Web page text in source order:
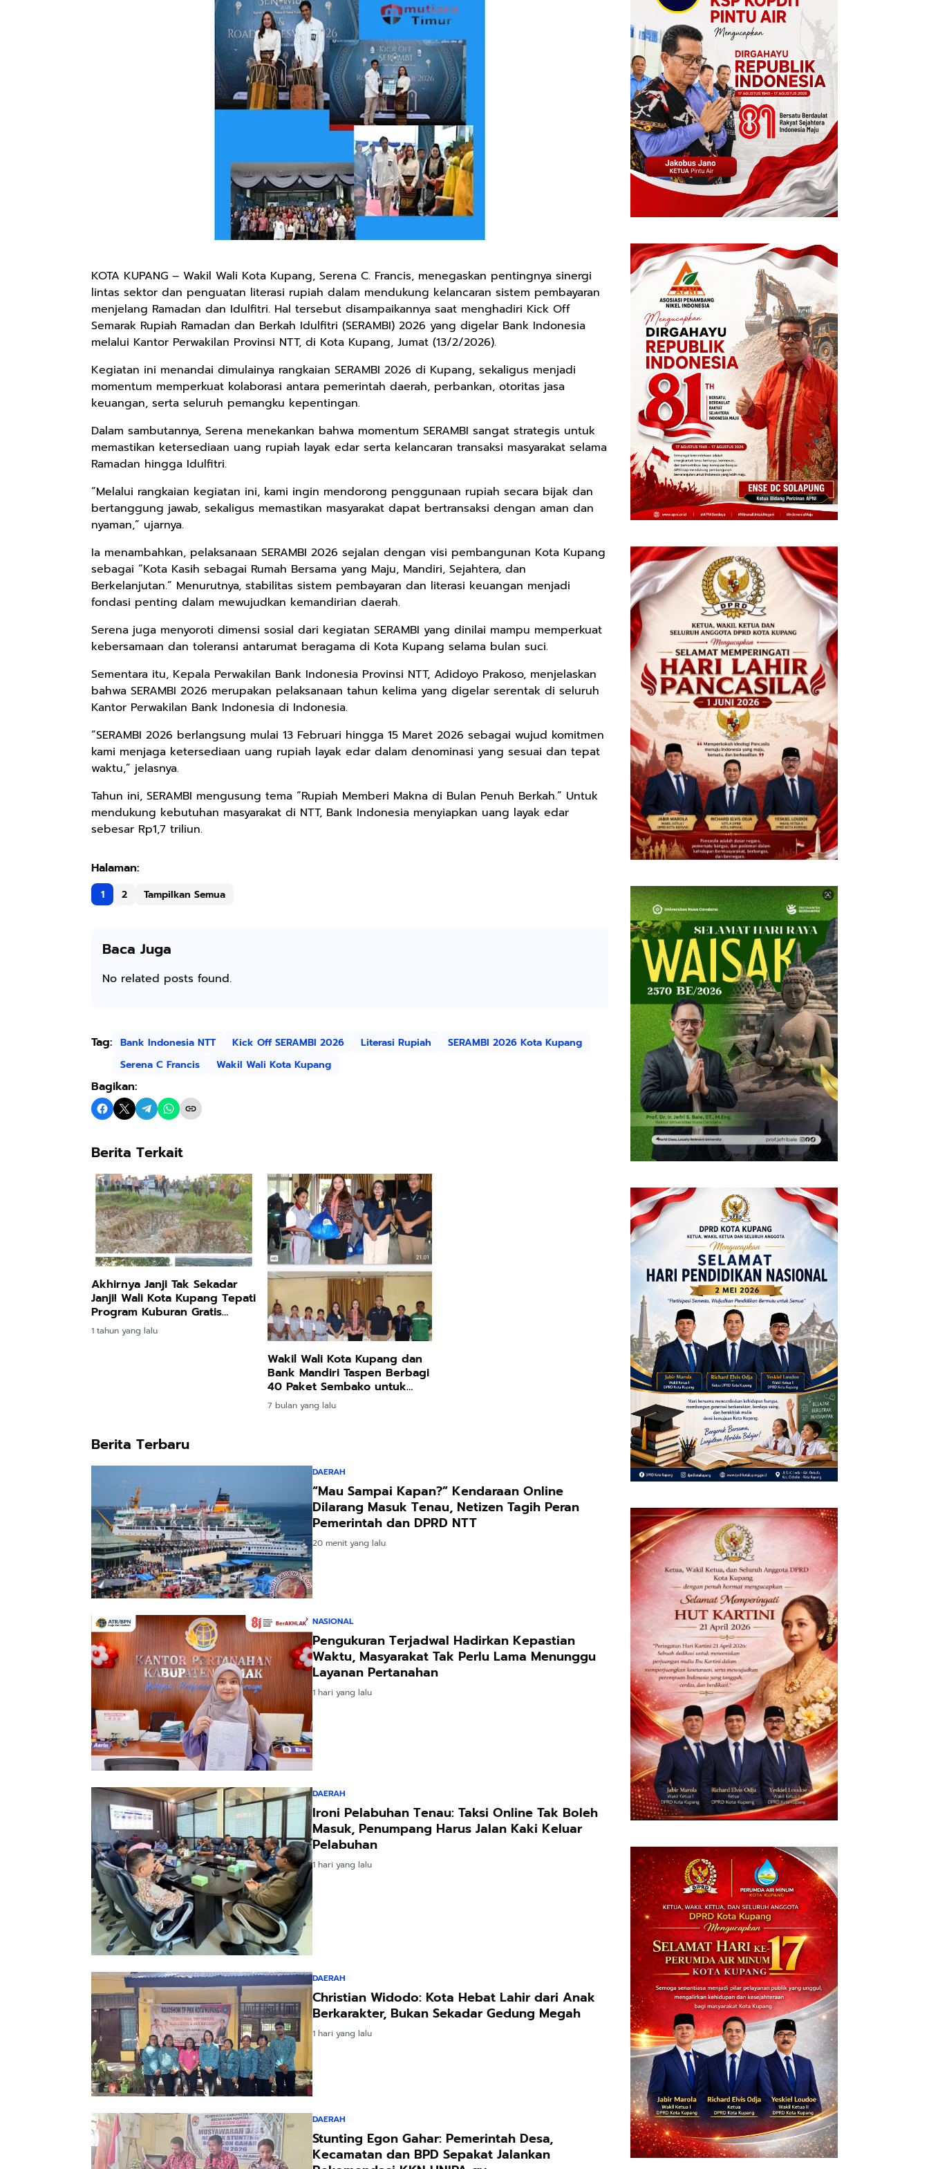
KOTA KUPANG – Wakil Wali Kota Kupang, Serena C. Francis, menegaskan pentingnya sinergi
lintas sektor dan penguatan literasi rupiah dalam mendukung kelancaran sistem pembayaran
menjelang Ramadan dan Idulfitri. Hal tersebut disampaikannya saat menghadiri Kick Off
Semarak Rupiah Ramadan dan Berkah Idulfitri (SERAMBI) 2026 yang digelar Bank Indonesia
melalui Kantor Perwakilan Provinsi NTT, di Kota Kupang, Jumat (13/2/2026).
Kegiatan ini menandai dimulainya rangkaian SERAMBI 2026 di Kupang, sekaligus menjadi
momentum memperkuat kolaborasi antara pemerintah daerah, perbankan, otoritas jasa
keuangan, serta seluruh pemangku kepentingan.
Dalam sambutannya, Serena menekankan bahwa momentum SERAMBI sangat strategis untuk
memastikan ketersediaan uang rupiah layak edar serta kelancaran transaksi masyarakat selama
Ramadan hingga Idulfitri.
“Melalui rangkaian kegiatan ini, kami ingin mendorong penggunaan rupiah secara bijak dan
bertanggung jawab, sekaligus memastikan masyarakat dapat bertransaksi dengan aman dan
nyaman,” ujarnya.
Ia menambahkan, pelaksanaan SERAMBI 2026 sejalan dengan visi pembangunan Kota Kupang
sebagai “Kota Kasih sebagai Rumah Bersama yang Maju, Mandiri, Sejahtera, dan
Berkelanjutan.” Menurutnya, stabilitas sistem pembayaran dan literasi keuangan menjadi
fondasi penting dalam mewujudkan kemandirian daerah.
Serena juga menyoroti dimensi sosial dari kegiatan SERAMBI yang dinilai mampu memperkuat
kebersamaan dan toleransi antarumat beragama di Kota Kupang selama bulan suci.
Sementara itu, Kepala Perwakilan Bank Indonesia Provinsi NTT, Adidoyo Prakoso, menjelaskan
bahwa SERAMBI 2026 merupakan pelaksanaan tahun kelima yang digelar serentak di seluruh
Kantor Perwakilan Bank Indonesia di Indonesia.
“SERAMBI 2026 berlangsung mulai 13 Februari hingga 15 Maret 2026 sebagai wujud komitmen
kami menjaga ketersediaan uang rupiah layak edar dalam denominasi yang sesuai dan tepat
waktu,” jelasnya.
Tahun ini, SERAMBI mengusung tema “Rupiah Memberi Makna di Bulan Penuh Berkah.” Untuk
mendukung kebutuhan masyarakat di NTT, Bank Indonesia menyiapkan uang layak edar
sebesar Rp1,7 triliun.
1 2 Tampilkan Semua
Baca Juga
No related posts found.
Tag: Bank Indonesia NTT Kick Off SERAMBI 2026 Literasi Rupiah
SERAMBI 2026 Kota Kupang
Serena C Francis
Wakil Wali Kota Kupang
Bagikan:
Berita Terkait
Akhirnya Janji Tak Sekadar
Janji! Wali Kota Kupang Tepati
Program Kuburan Gratis
untuk Warga Miskin
1 tahun yang lalu
Wakil Wali Kota Kupang dan
Bank Mandiri Taspen Berbagi
40 Paket Sembako untuk
Cleaning Service Jelang Natal
7 bulan yang lalu
Berita Terbaru
DAERAH
“Mau Sampai Kapan?” Kendaraan Online
Dilarang Masuk Tenau, Netizen Tagih Peran
Pemerintah dan DPRD NTT
20 menit yang lalu
NASIONAL
Pengukuran Terjadwal Hadirkan Kepastian
Waktu, Masyarakat Tak Perlu Lama Menunggu
Layanan Pertanahan
1 hari yang lalu
DAERAH
Ironi Pelabuhan Tenau: Taksi Online Tak Boleh
Masuk, Penumpang Harus Jalan Kaki Keluar
Pelabuhan
1 hari yang lalu
DAERAH
Christian Widodo: Kota Hebat Lahir dari Anak
Berkarakter, Bukan Sekadar Gedung Megah
1 hari yang lalu
DAERAH
Stunting Egon Gahar: Pemerintah Desa,
Kecamatan dan BPD Sepakat Jalankan